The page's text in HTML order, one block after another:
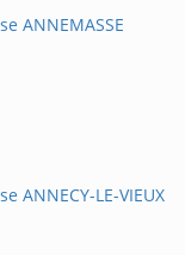
ANNEMASSE
ANNECY-LE-VIEUX